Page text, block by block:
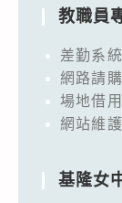
教職員
差勤系統
網路請
場地借
網站維
基隆女